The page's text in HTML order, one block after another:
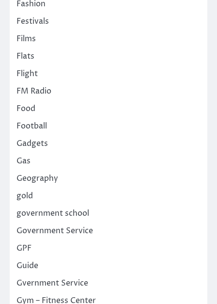
Fashion
Festivals
Films
Flats
Flight
FM Radio
Food
Football
Gadgets
Gas
Geography
gold
government school
Government Service
GPF
Guide
Gvernment Service
Gym – Fitness Center